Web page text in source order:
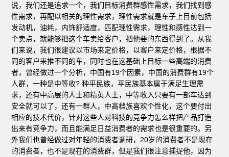
说，我们还是追求一个，我们目标消费群感性需求，我们找到感
性需求，再配以相关的理性需求，理性需求就是车子上目前包括
发动机，油耗，内饰舒适度，匹配理性需求，理性和感性达到一
个卖点，就能够把这个车卖给客户，把他要的东西得到了。从我
们来说，我们很建议以市场来定价格，以客户来定价格，根据不
同的客户来推不同的车，同时也在这基础上目标一些高端的消费
者，曾经做过一个分析，中国有19个因素，中国的消费群有19个
人群，一种是中等收? 种平民族，平民族基本属于满足生理需
求，还有中高层的人士和精英人士，中等收入只要有一部车达到
安全就可以了，还有一群人，中高档族喜欢个性化，这个要付出
相应的技术代价，针对这些人对科技的竞争力怎么样把产品打造
出来有竞争力，而且能满足日益消费者的需求也是很重要的。另
外我们也曾经做过对年轻的消费者调研，20岁的消费者不是现在
的消费者，也不是现在的消费群，但是我们很注意捕捉他，因为